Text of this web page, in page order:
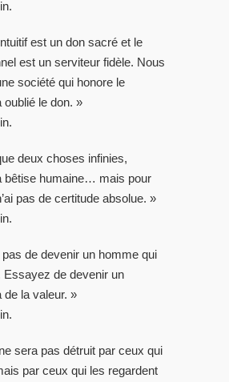
HIR
est un don sacré et le
est un serviteur fidèle. Nous
société qui honore le
oublié le don. »
deux choses infinies,
bêtise humaine… mais pour
pas de certitude absolue. »
pas de devenir un homme qui
Essayez de devenir un
de la valeur. »
sera pas détruit par ceux qui
par ceux qui les regardent